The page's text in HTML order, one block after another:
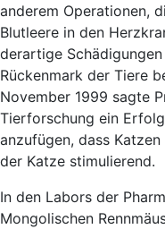
anderem Operationen,
Blutleere in den
derartige
Rückenmark der Tiere
November 1999 sagte
Tierforschung ein
anzufügen, dass
der Katze stimulierend.
In den Labors der
Mongolischen